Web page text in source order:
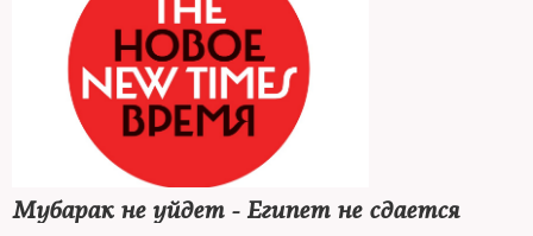
Мубарак не уйдет - Египет не сдается